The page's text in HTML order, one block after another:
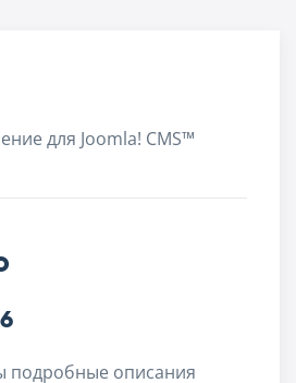
для Joomla! CMS™
подробные описания